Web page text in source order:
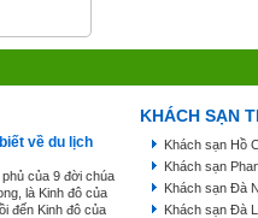
về du lịch
của 9 đời chúa
là Kinh đô của
đến Kinh đô của
KHÁCH SẠN
Khách sạn Hồ
Khách sạn
Khách sạn Đà
Khách sạn Đà